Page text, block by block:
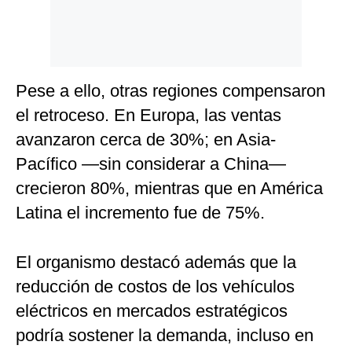
Pese a ello, otras regiones compensaron
el retroceso. En Europa, las ventas
avanzaron cerca de 30%; en Asia-
Pacífico —sin considerar a China—
crecieron 80%, mientras que en América
Latina el incremento fue de 75%.
El organismo destacó además que la
reducción de costos de los vehículos
eléctricos en mercados estratégicos
podría sostener la demanda, incluso en